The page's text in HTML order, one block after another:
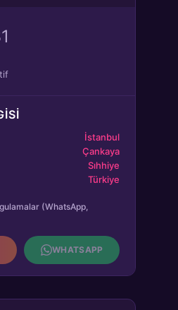
İstanbul
Çankaya
Sıhhiye
Türkiye
(WhatsApp,
WHATSAPP